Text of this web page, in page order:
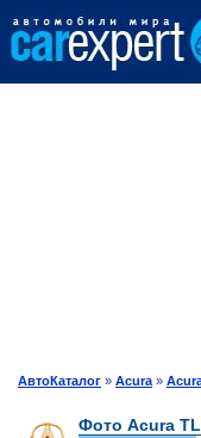
АвтоКаталог » Acura »
Фото Acura